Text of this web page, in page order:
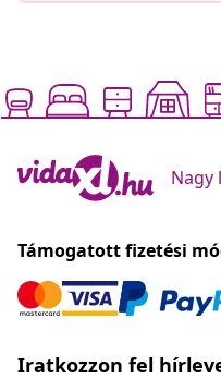
Nagy
Támogatott fizetési
Iratkozzon fel